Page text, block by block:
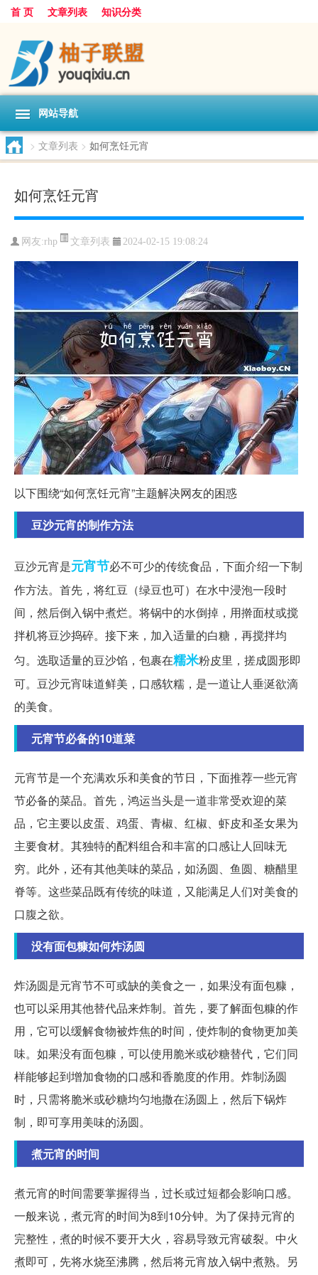
首 页 文章列表 知识分类
网站导航
> 文章列表 > 如何烹饪元宵
如何烹饪元宵
网友:rhp 文章列表 2024-02-15 19:08:24
以下围绕“如何烹饪元宵”主题解决网友的困惑
豆沙元宵的制作方法
豆沙元宵是元宵节必不可少的传统食品，下面介绍一下制
作方法。首先，将红豆（绿豆也可）在水中浸泡一段时
间，然后倒入锅中煮烂。将锅中的水倒掉，用擀面杖或搅
拌机将豆沙捣碎。接下来，加入适量的白糖，再搅拌均
匀。选取适量的豆沙馅，包裹在糯米粉皮里，搓成圆形即
可。豆沙元宵味道鲜美，口感软糯，是一道让人垂涎欲滴
的美食。
元宵节必备的10道菜
元宵节是一个充满欢乐和美食的节日，下面推荐一些元宵
节必备的菜品。首先，鸿运当头是一道非常受欢迎的菜
品，它主要以皮蛋、鸡蛋、青椒、红椒、虾皮和圣女果为
主要食材。其独特的配料组合和丰富的口感让人回味无
穷。此外，还有其他美味的菜品，如汤圆、鱼圆、糖醋里
脊等。这些菜品既有传统的味道，又能满足人们对美食的
口腹之欲。
没有面包糠如何炸汤圆
炸汤圆是元宵节不可或缺的美食之一，如果没有面包糠，
也可以采用其他替代品来炸制。首先，要了解面包糠的作
用，它可以缓解食物被炸焦的时间，使炸制的食物更加美
味。如果没有面包糠，可以使用脆米或砂糖替代，它们同
样能够起到增加食物的口感和香脆度的作用。炸制汤圆
时，只需将脆米或砂糖均匀地撒在汤圆上，然后下锅炸
制，即可享用美味的汤圆。
煮元宵的时间
煮元宵的时间需要掌握得当，过长或过短都会影响口感。
一般来说，煮元宵的时间为8到10分钟。为了保持元宵的
完整性，煮的时候不要开大火，容易导致元宵破裂。中火
煮即可，先将水烧至沸腾，然后将元宵放入锅中煮熟。另